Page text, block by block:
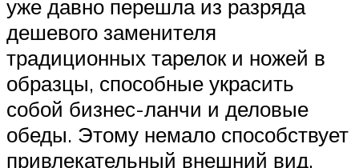
уже давно перешла из разряда
дешевого заменителя
традиционных тарелок и ножей в
образцы, способные украсить
собой бизнес-ланчи и деловые
обеды. Этому немало способствует
привлекательный внешний вид,